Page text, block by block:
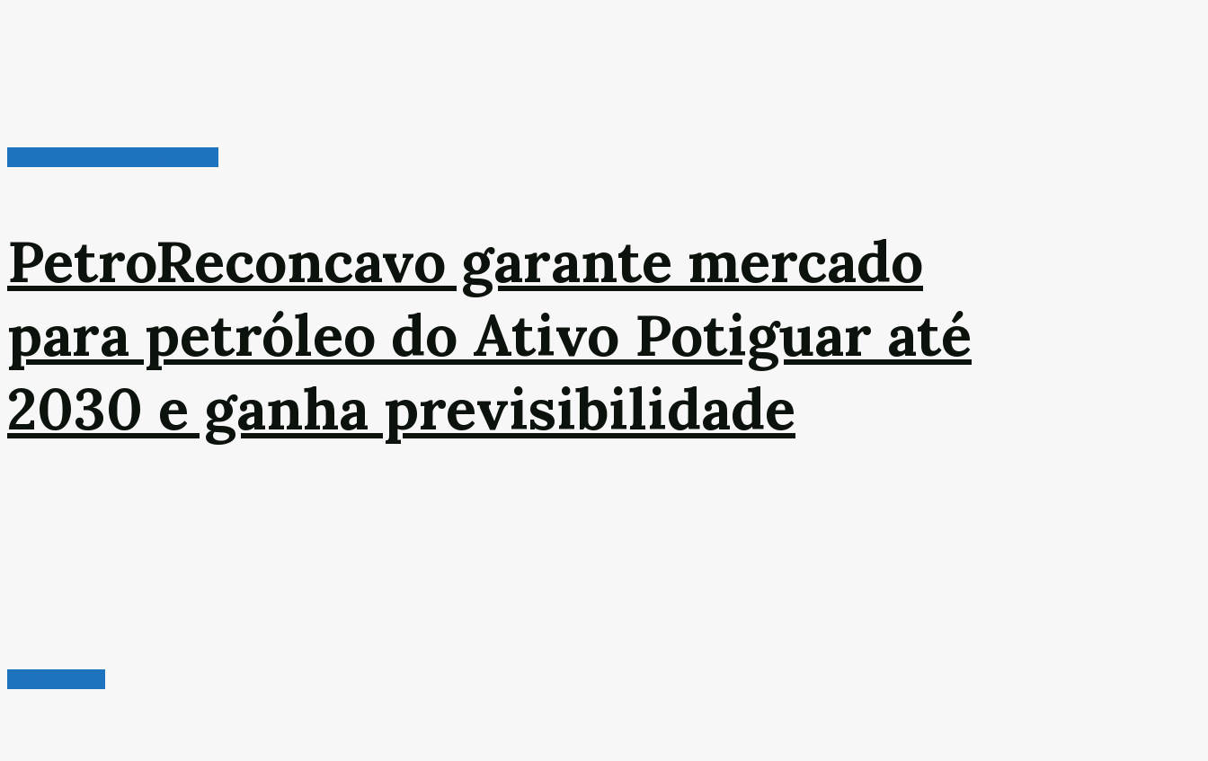
PetroReconcavo garante mercado
para petróleo do Ativo Potiguar até
2030 e ganha previsibilidade